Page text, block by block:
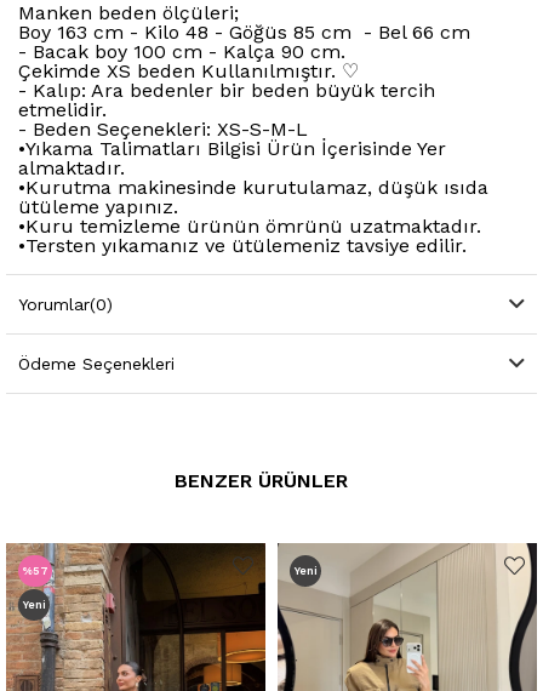
Manken beden ölçüleri;
Boy 163 cm - Kilo 48 - Göğüs 85 cm - Bel 66 cm
- Bacak boy 100 cm - Kalça 90 cm.
Çekimde XS beden Kullanılmıştır. ♡
- Kalıp: Ara bedenler bir beden büyük tercih
etmelidir.
- Beden Seçenekleri: XS-S-M-L
•Yıkama Talimatları Bilgisi Ürün İçerisinde Yer
almaktadır.
•Kurutma makinesinde kurutulamaz, düşük ısıda
ütüleme yapınız.
•Kuru temizleme ürünün ömrünü uzatmaktadır.
•Tersten yıkamanız ve ütülemeniz tavsiye edilir.
Yorumlar(0)
Ödeme Seçenekleri
BENZER ÜRÜNLER
%57
Yeni
Yeni